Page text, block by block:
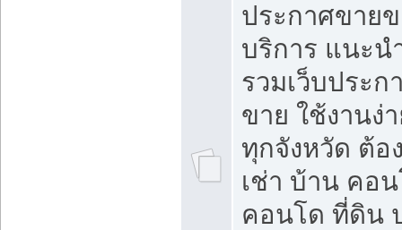
ประกาศขาย
บริการ แนะน
รวมเว็บประก
ขาย ใช้งานง่
ทุกจังหวัด ต้อ
เช่า บ้าน คอ
คอนโด ที่ดิน